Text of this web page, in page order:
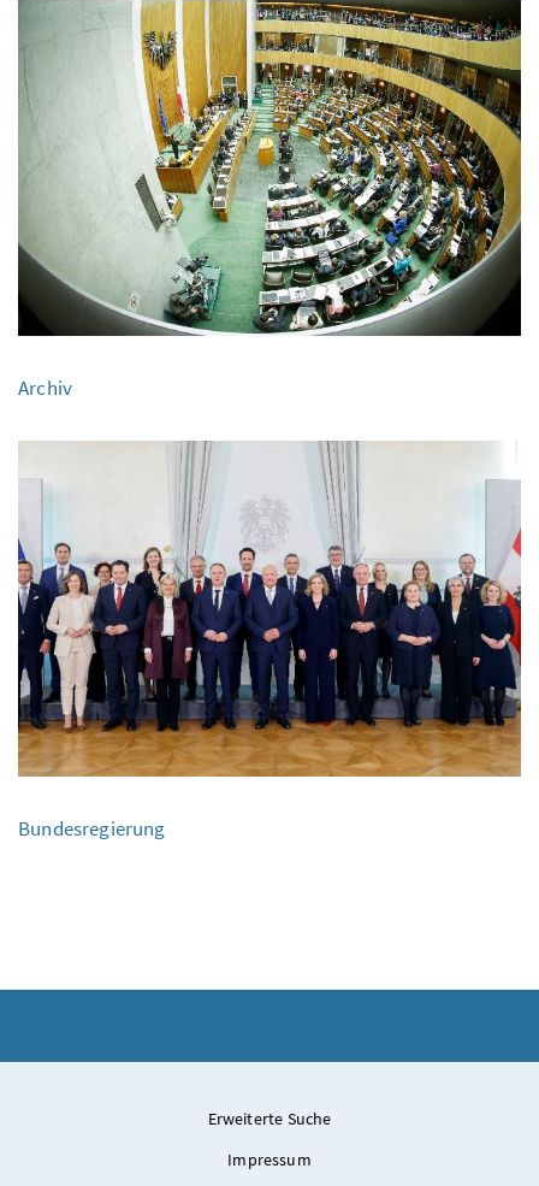
Archiv
Bundesregierung
Erweiterte Suche
Impressum